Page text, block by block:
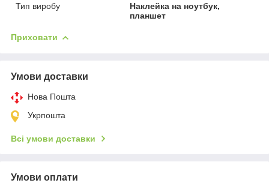
Тип виробу
Наклейка на ноутбук,
планшет
Приховати
Умови доставки
Нова Пошта
Укрпошта
Всі умови доставки
Умови оплати